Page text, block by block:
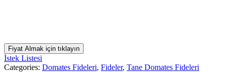
Fiyat Almak için tıklayın
İstek Listesi
Categories: Domates Fideleri, Fideler, Tane Domates Fideleri